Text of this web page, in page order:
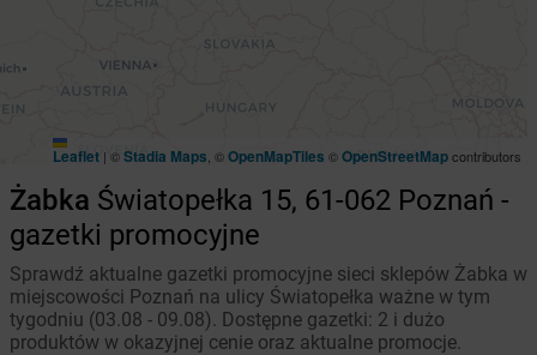
Leaflet | ©Stadia Maps , ©OpenMapTiles ©OpenStreetMapcontributors
Żabka Światopełka 15, 61-062 Poznań -
gazetki promocyjne
Sprawdź aktualne gazetki promocyjne sieci sklepów Żabka w
miejscowości Poznań na ulicy Światopełka ważne w tym
tygodniu (03.08 - 09.08). Dostępne gazetki: 2 i dużo
produktów w okazyjnej cenie oraz aktualne promocje.